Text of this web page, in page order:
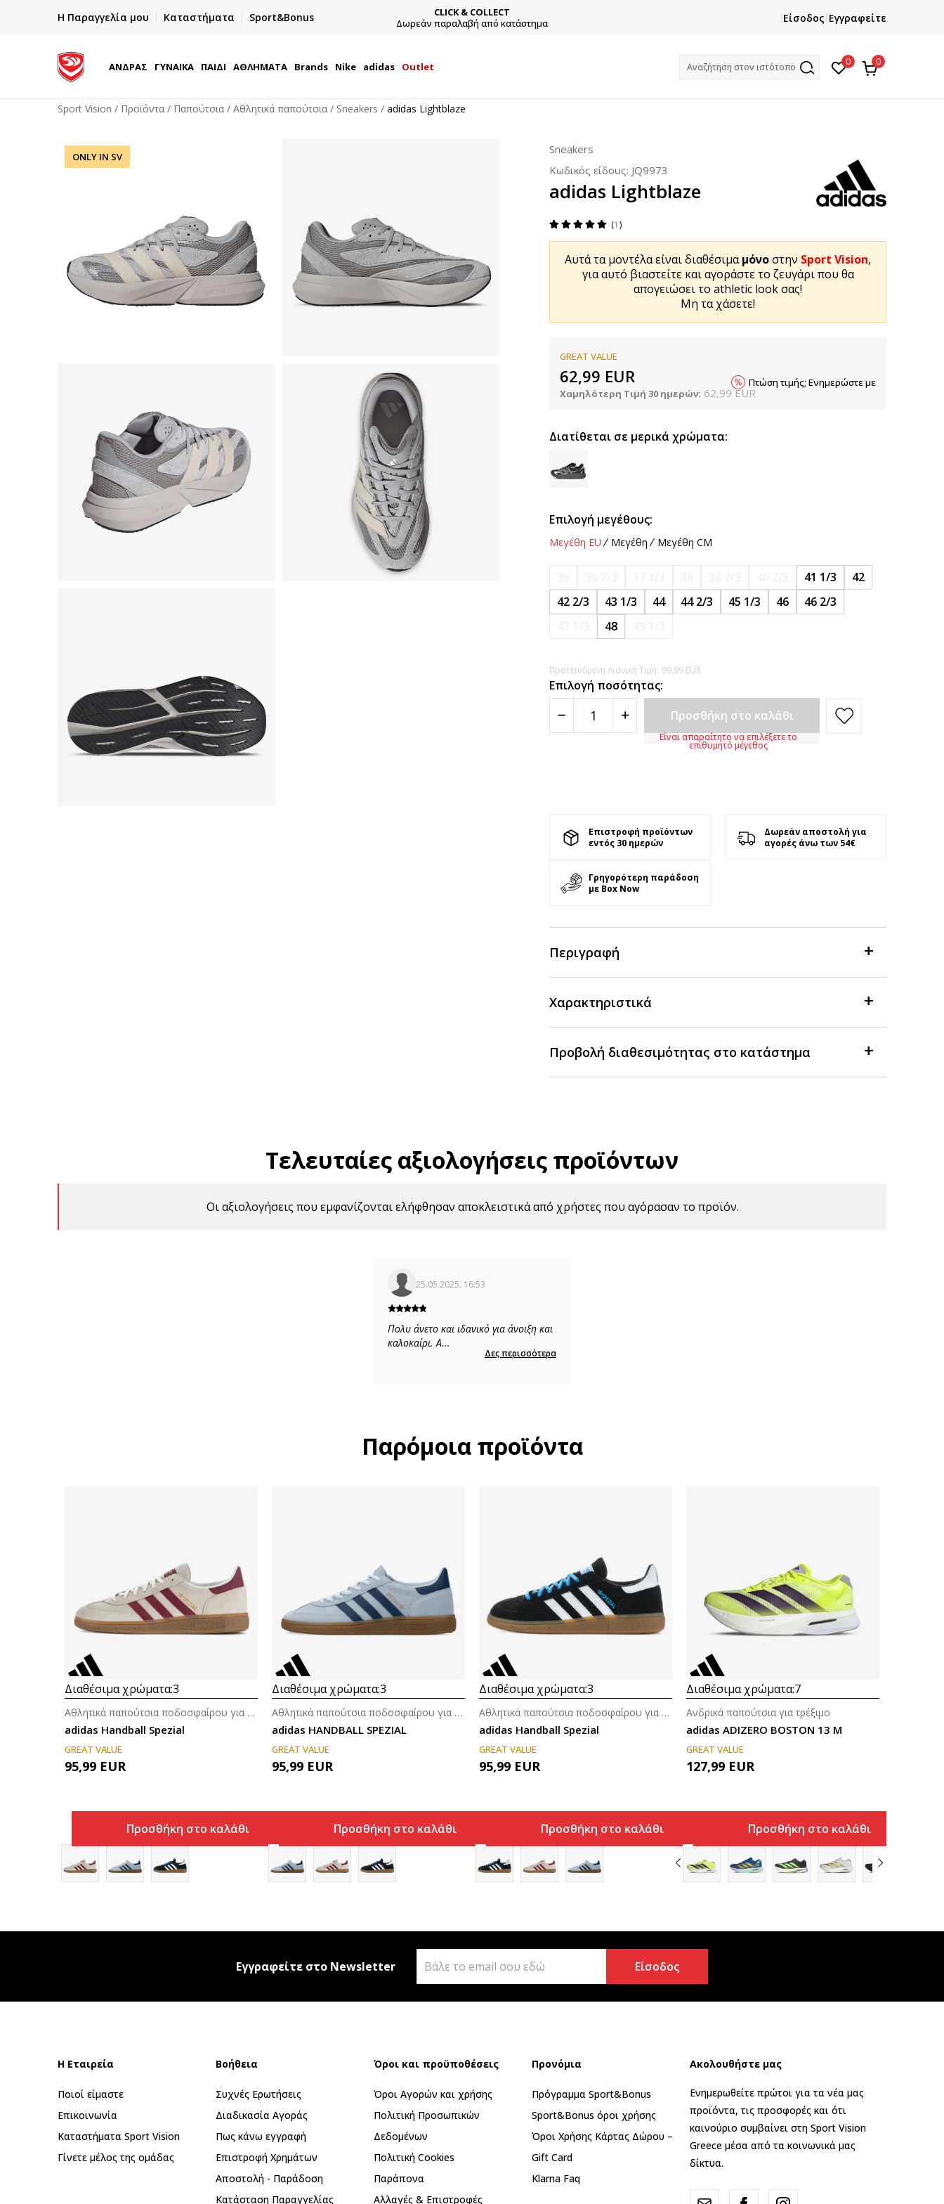
Η Παραγγελία μου Καταστήματα Sport&Bonus
ΓΡΗΓΟΡΟΤΕΡΗ ΠΑΡΑΔΟΣΗ ΜΕ BOX NOW
Παραλαβή 24/7
CLICK & COLLECT
Δωρεάν παραλαβή από κατάστημα
Και κερδίστε -10% με την πρώτη σας αγορά!
Είσοδος Εγγραφείτε
ΑΝΔΡΑΣ ΓΥΝΑΙΚΑ ΠΑΙΔΙ ΑΘΛΗΜΑΤΑ Brands Nike adidas Outlet Αναζήτηση στον ιστότοπο 0 0
Sport Vision Προϊόντα Παπούτσια Αθλητικά παπούτσια Sneakers adidas Lightblaze
ONLY IN SV
Sneakers
Κωδικός είδους: JQ9973
adidas Lightblaze
1
Αυτά τα μοντέλα είναι διαθέσιμαμόνοστην Sport Vision,
για αυτό βιαστείτε και αγοράστε το ζευγάρι που θα
απογειώσει το athletic look σας!
Μη τα χάσετε!
GREAT VALUE
62,99 EUR
Χαμηλότερη Τιμή 30 ημερών: 62,99 EUR
Πτώση τιμής; Ενημερώστε με
Διατίθεται σε μερικά χρώματα:
Επιλογή μεγέθους:
Μεγέθη EU Μεγέθη Μεγέθη CM
41 1/3
42
42 2/3
43 1/3 44 44 2/3 45 1/3 46
46 2/3
48
Προτεινόμενη Λιανική Τιμή: 99,99 EUR
Επιλογή ποσότητας:
Προσθήκη στο καλάθι
Είναι απαραίτητο να επιλέξετε το
επιθυμητό μέγεθος
Επιστροφή προϊόντων
εντός 30 ημερών
Δωρεάν αποστολή για
αγορές άνω των 54€
Γρηγορότερη παράδοση
με Box Now
Περιγραφή
Χαρακτηριστικά
Προβολή διαθεσιμότητας στο κατάστημα
Τελευταίες αξιολογήσεις προϊόντων
Οι αξιολογήσεις που εμφανίζονται ελήφθησαν αποκλειστικά από χρήστες που αγόρασαν το προϊόν.
25.05.2025. 16:53
Πολυ άνετο και ιδανικό για άνοιξη και
καλοκαίρι. Α...
Δες περισσότερα
Παρόμοια προϊόντα
Διαθέσιμα χρώματα:3
adidas Handball Spezial
Αθλητικά παπούτσια ποδοσφαίρου για άνδρες
GREAT VALUE
95,99 EUR
Προσθήκη στο καλάθι
Διαθέσιμα χρώματα:3
adidas HANDBALL SPEZIAL
Αθλητικά παπούτσια ποδοσφαίρου για άνδρες
GREAT VALUE
95,99 EUR
Προσθήκη στο καλάθι
Διαθέσιμα χρώματα:3
adidas Handball Spezial
Αθλητικά παπούτσια ποδοσφαίρου για άνδρες
GREAT VALUE
95,99 EUR
Προσθήκη στο καλάθι
Διαθέσιμα χρώματα:7
adidas ADIZERO BOSTON 13 M
Ανδρικά παπούτσια για τρέξιμο
GREAT VALUE
127,99 EUR
Προσθήκη στο καλάθι
Εγγραφείτε στο Newsletter Είσοδος
Η Εταιρεία
Ποιοί είμαστε
Επικοινωνία
Καταστήματα Sport Vision
Γίνετε μέλος της ομάδας
Βοήθεια
Συχνές Ερωτήσεις
Διαδικασία Αγοράς
Πως κάνω εγγραφή
Επιστροφή Xρημάτων
Αποστολή - Παράδοση
Κατάσταση Παραγγελίας
Όροι και προϋποθέσεις
Όροι Αγορών και χρήσης
Πολιτική Προσωπικών
Δεδομένων
Πολιτική Cookies
Παράπονα
Αλλαγές & Επιστροφές
Προνόμια
Πρόγραμμα Sport&Bonus
Sport&Bonus όροι χρήσης
Όροι Χρήσης Κάρτας Δώρου –
Gift Card
Klarna Faq
Ακολουθήστε μας
Ενημερωθείτε πρώτοι για τα νέα μας
προϊόντα, τις προσφορές και ότι
καινούριο συμβαίνει στη Sport Vision
Greece μέσα από τα κοινωνικά μας
δίκτυα.